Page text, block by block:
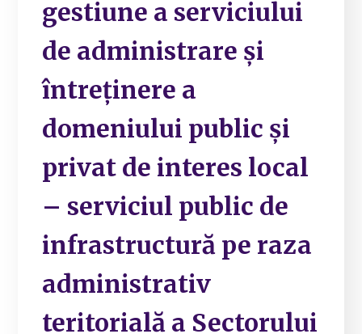
gestiune a serviciului
de administrare și
întreținere a
domeniului public și
privat de interes local
– serviciul public de
infrastructură pe raza
administrativ
teritorială a Sectorului